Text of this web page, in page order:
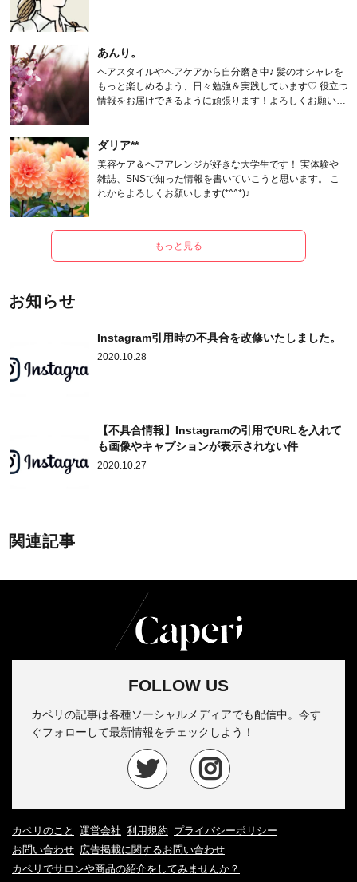
あんり。
ヘアスタイルやヘアケアから自分磨き中♪ 髪のオシャレを
もっと楽しめるよう、日々勉強＆実践しています♡ 役立つ
情報をお届けできるように頑張ります！よろしくお願いし
ダリア**
美容ケア＆ヘアアレンジが好きな大学生です！ 実体験や
雑誌、SNSで知った情報を書いていこうと思います。 こ
れからよろしくお願いします(*^^*)♪
もっと見る
お知らせ
Instagram引用時の不具合を改修いたしました。
2020.10.28
【不具合情報】Instagramの引用でURLを入れて
も画像やキャプションが表示されない件
2020.10.27
関連記事
FOLLOW US
カペリの記事は各種ソーシャルメディアでも配信中。今す
ぐフォローして最新情報をチェックしよう！
カペリのこと 運営会社 利用規約 プライバシーポリシー
お問い合わせ 広告掲載に関するお問い合わせ
カペリでサロンや商品の紹介をしてみませんか？